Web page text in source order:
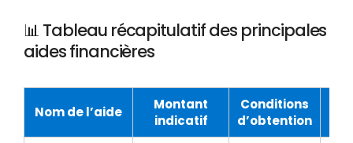
📊 Tableau récapitulatif des principales
aides financières
Nom de l’aide
Montant
indicatif
Conditions
d’obtention